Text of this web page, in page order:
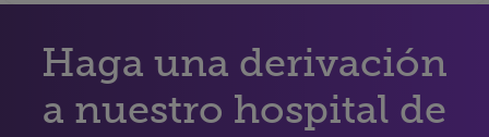
Empleos
Pagar mi factura
Haga una derivación
a nuestro hospital de